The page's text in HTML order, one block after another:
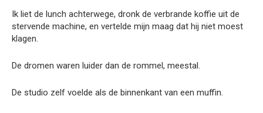
Ik liet de lunch achterwege, dronk de verbrande koffie uit de
stervende machine, en vertelde mijn maag dat hij niet moest
klagen.
De dromen waren luider dan de rommel, meestal.
De studio zelf voelde als de binnenkant van een muffin.